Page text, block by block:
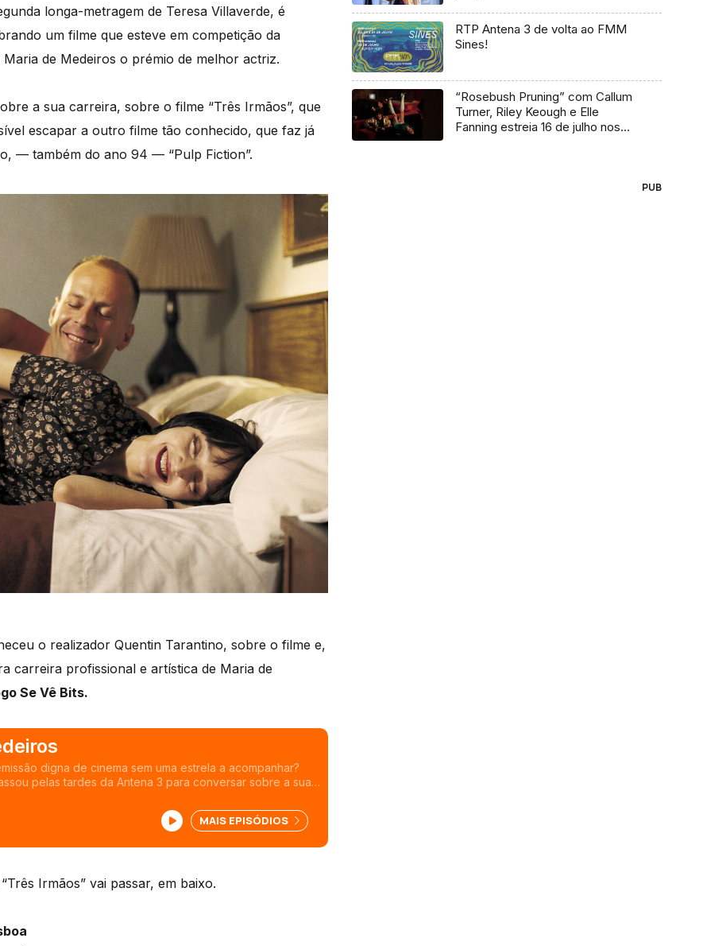
longa-metragem de Teresa Villaverde, é
um filme que esteve em competição da
de Medeiros o prémio de melhor actriz.
a sua carreira, sobre o filme “Três Irmãos”, que
escapar a outro filme tão conhecido, que faz já
— também do ano 94 — “Pulp Fiction”.
o realizador Quentin Tarantino, sobre o filme e,
carreira profissional e artística de Maria de
Se Vê Bits.
digna de cinema sem uma estrela a acompanhar?
pelas tardes da Antena 3 para conversar sobre a sua
MAIS EPISÓDIOS
Irmãos” vai passar, em baixo.
RTP Antena 3 de volta ao FMM
Sines!
“Rosebush Pruning” com Callum
Turner, Riley Keough e Elle
Fanning estreia 16 de julho nos
PUB